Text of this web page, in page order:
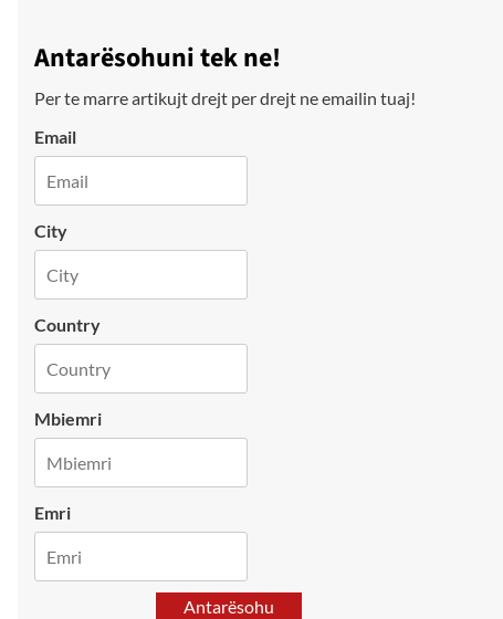
Antarësohuni tek ne!
Per te marre artikujt drejt per drejt ne emailin tuaj!
Email
City
Country
Mbiemri
Emri
Antarësohu